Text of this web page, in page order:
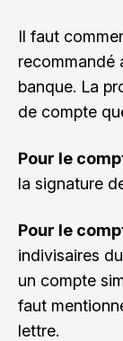
Il faut
recommandé
banque. La
de compte
Pour le
la signature
Pour le
indivisaires
un compte
faut
lettre.